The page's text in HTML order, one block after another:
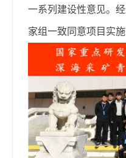
一系列建设性意见。
家组一致同意项目实施